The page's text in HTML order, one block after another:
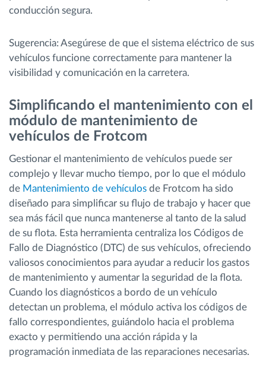
conducción segura.
Sugerencia: Asegúrese de que el sistema eléctrico de sus
vehículos funcione correctamente para mantener la
visibilidad y comunicación en la carretera.
Simplificando el mantenimiento con el
módulo de mantenimiento de
vehículos de Frotcom
Gestionar el mantenimiento de vehículos puede ser
complejo y llevar mucho tiempo, por lo que el módulo
de Mantenimiento de vehículos de Frotcom ha sido
diseñado para simplificar su flujo de trabajo y hacer que
sea más fácil que nunca mantenerse al tanto de la salud
de su flota. Esta herramienta centraliza los Códigos de
Fallo de Diagnóstico (DTC) de sus vehículos, ofreciendo
valiosos conocimientos para ayudar a reducir los gastos
de mantenimiento y aumentar la seguridad de la flota.
Cuando los diagnósticos a bordo de un vehículo
detectan un problema, el módulo activa los códigos de
fallo correspondientes, guiándolo hacia el problema
exacto y permitiendo una acción rápida y la
programación inmediata de las reparaciones necesarias.